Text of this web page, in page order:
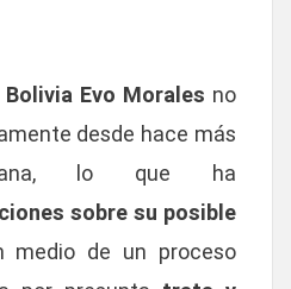
Bolivia Evo Morales no
desde hace más
lo que ha
sobre su posible
medio de un proceso